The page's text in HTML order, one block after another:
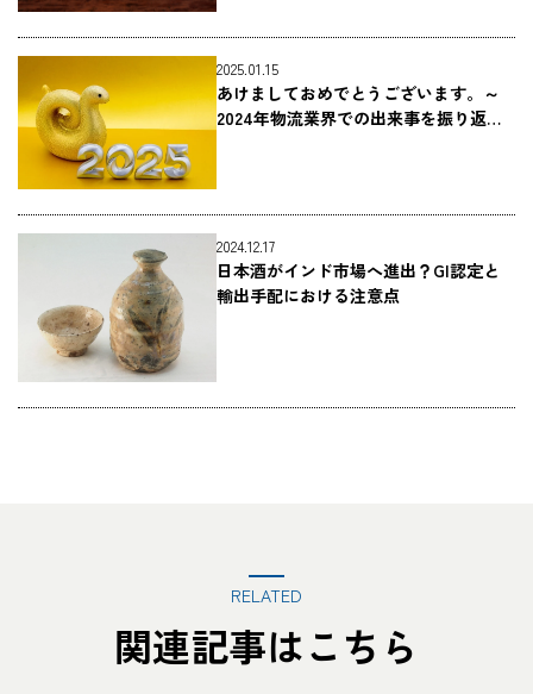
2025.01.15
あけましておめでとうございます。～
2024年物流業界での出来事を振り返る
2024.12.17
日本酒がインド市場へ進出？GI認定と
輸出手配における注意点
RELATED
関連記事はこちら
CARGO